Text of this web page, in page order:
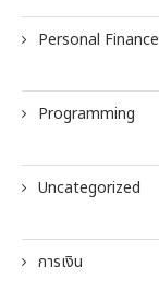
Personal Finance
Programming
Uncategorized
การเงิน